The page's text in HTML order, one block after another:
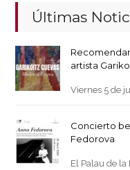
Últimas
artista
Viernes 5 de
Concierto
Fedorova
El Palau de